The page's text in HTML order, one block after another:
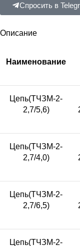
Спросить в
Описание
Наименование
Цепь(ТЧЗМ-2-
2,7/5,6)
Цепь(ТЧЗМ-2-
2,7/4,0)
Цепь(ТЧЗМ-2-
2,7/6,5)
Цепь(ТЧЗМ-2-